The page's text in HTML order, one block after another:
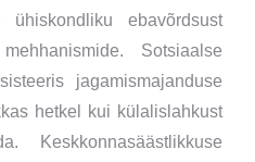
ühiskondliku ebavõrdsust
Sotsiaalse
jagamismajanduse
hetkel kui külalislahkust
Keskkonnasäästlikkuse